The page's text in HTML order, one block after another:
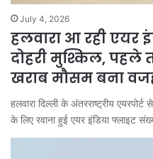
July 4, 2026
हलवारा आ रही एयर
दोहरी मुश्किल, पहले
खराब मौसम बना
हलवारा दिल्ली के अंतरराष्ट्रीय
के लिए रवाना हुई एयर इंडिया फ्लाइट